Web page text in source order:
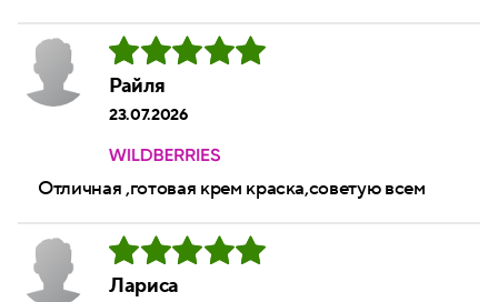
Райля
23.07.2026
Отличная ,готовая крем краска,советую всем
Лариса